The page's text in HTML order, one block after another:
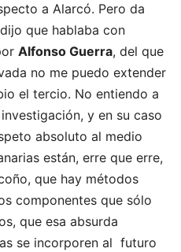
a Alarcó. Pero da
que hablaba con
Alfonso Guerra, del que
no me puedo extender
el tercio. No entiendo a
y en su caso
absoluto al medio
están, erre que erre,
que hay métodos
componentes que sólo
que esa absurda
se incorporen al futuro